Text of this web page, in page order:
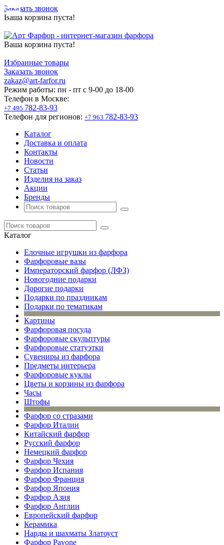
Заказать звонок
Ваша корзина пуста!
Ваша корзина пуста!
Избранные товары
Заказать звонок
zakaz@art-farfor.ru
Режим работы: пн - пт c 9-00 до 18-00
Телефон в Москве:
+7 495 782-83-93
Телефон для регионов: +7 963 782-83-93
Каталог
Доставка и оплата
Контакты
Новости
Статьи
Изделия на заказ
Акции
Бренды
Каталог
Елочные игрушки из фарфора
Фарфоровые вазы
Императорский фарфор (ЛФЗ)
Новогодние подарки
Дорогие подарки
Подарки по праздникам
Подарки по тематикам
Картины
Фарфоровая посуда
Фарфоровые скульптуры
Фарфоровые статуэтки
Сувениры из фарфора
Предметы интерьера
Фарфоровые куклы
Цветы и корзины из фарфора
Часы
Штофы
Фарфор со стразами
Фарфор Италии
Китайский фарфор
Русский фарфор
Немецкий фарфор
Фарфор Чехия
Фарфор Испания
Фарфор Франция
Фарфор Япония
Фарфор Азия
Фарфор Англии
Европейский фарфор
Керамика
Нарды и шахматы Златоуст
Фарфор Pavone